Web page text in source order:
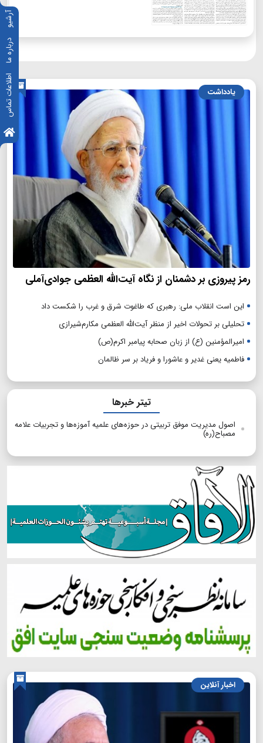
آرشیو
درباره ما
اطلاعات تماس یادداشت
رمز پیروزی بر دشمنان از نگاه آیت‌الله العظمی جوادی‌آملی
این است انقلاب ملی: رهبری که طاغوت شرق و غرب را شکست داد
تحلیلی بر تحولات اخیر از منظر آیت‌الله العظمی مکارم‌شیرازی
امیرالمؤمنین (ع) از زبان صحابه پیامبر اکرم(ص)
فاطمیه یعنی غدیر و عاشورا و فریاد بر سر ظالمان
تیتر خبرها
اصول مدیریت موفق تربیتی در حوزه‌های علمیه آموزه‌ها و تجربیات علامه
مصباح(ره)
اخبار آنلاین